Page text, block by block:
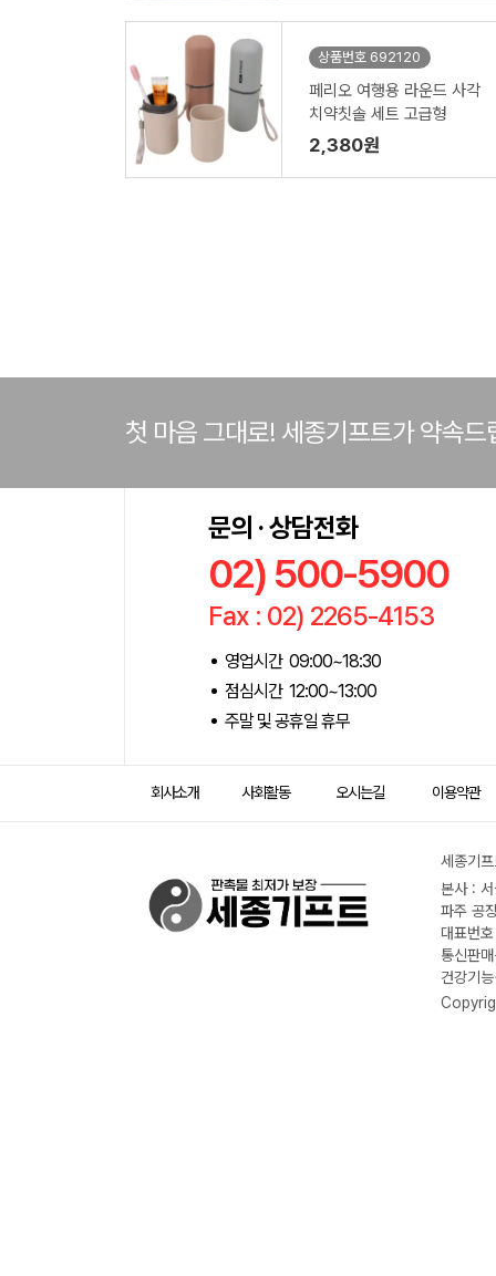
상품번호 692120
페리오 여행용 라운드 사각
치약칫솔 세트 고급형
2,380원
첫 마음 그대로! 세종기프트가 약속드
문의 · 상담전화
02) 500-5900
Fax : 02) 2265-4153
영업시간 09:00~18:30
점심시간 12:00~13:00
주말 및 공휴일 휴무
회사소개 사회활동 오시는길 이용약관
세종기
본사 :
파주 공
대표번
통신판
건강기